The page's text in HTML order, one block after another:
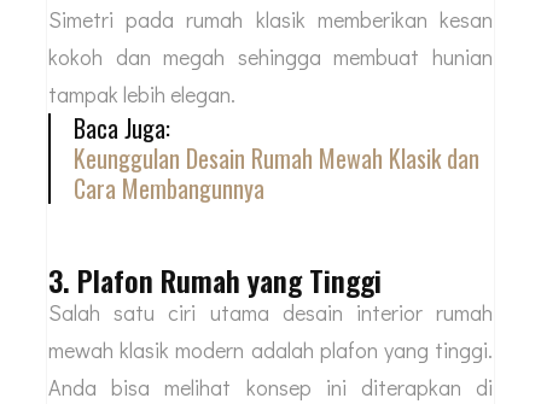
Simetri pada rumah klasik memberikan kesan
kokoh dan megah sehingga membuat hunian
tampak lebih elegan.
Baca Juga:
Keunggulan Desain Rumah Mewah Klasik dan
Cara Membangunnya
3. Plafon Rumah yang Tinggi
Salah satu ciri utama desain interior rumah
mewah klasik modern adalah plafon yang tinggi.
Anda bisa melihat konsep ini diterapkan di